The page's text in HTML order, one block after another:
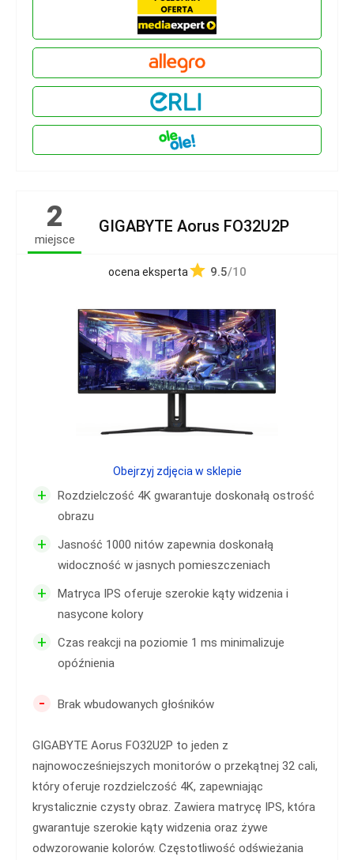
2
miejsce
GIGABYTE Aorus FO32U2P
ocena eksperta 9.5/10
+
Rozdzielczość 4K gwarantuje doskonałą ostrość
obrazu
+
Jasność 1000 nitów zapewnia doskonałą
widoczność w jasnych pomieszczeniach
+
Matryca IPS oferuje szerokie kąty widzenia i
nasycone kolory
+
Czas reakcji na poziomie 1 ms minimalizuje
opóźnienia
- Brak wbudowanych głośników
GIGABYTE Aorus FO32U2P to jeden z
najnowocześniejszych monitorów o przekątnej 32 cali,
który oferuje rozdzielczość 4K, zapewniając
krystalicznie czysty obraz. Zawiera matrycę IPS, która
gwarantuje szerokie kąty widzenia oraz żywe
odwzorowanie kolorów. Częstotliwość odświeżania
Obejrzyj zdjęcia w sklepie